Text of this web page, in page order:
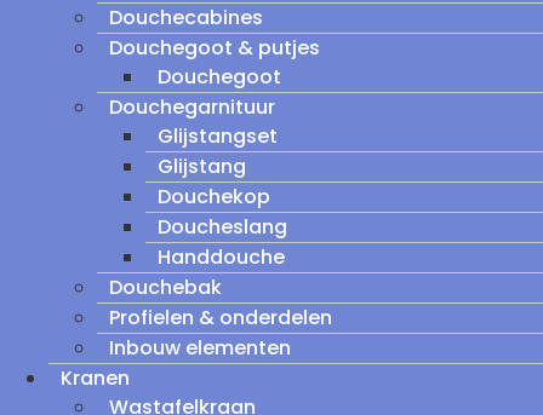
Douchecabines
Douchegoot & putjes
Douchegoot
Douchegarnituur
Glijstangset
Glijstang
Douchekop
Doucheslang
Handdouche
Douchebak
Profielen & onderdelen
Inbouw elementen
Kranen
Wastafelkraan